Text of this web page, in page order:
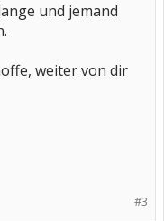
und jemand
weiter von dir
#3